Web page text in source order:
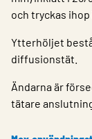
och tryckas ihop
Ytterhöljet
diffusionstät.
Ändarna är
tätare